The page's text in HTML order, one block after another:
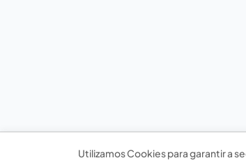
Utilizamos Cookies para garantir a